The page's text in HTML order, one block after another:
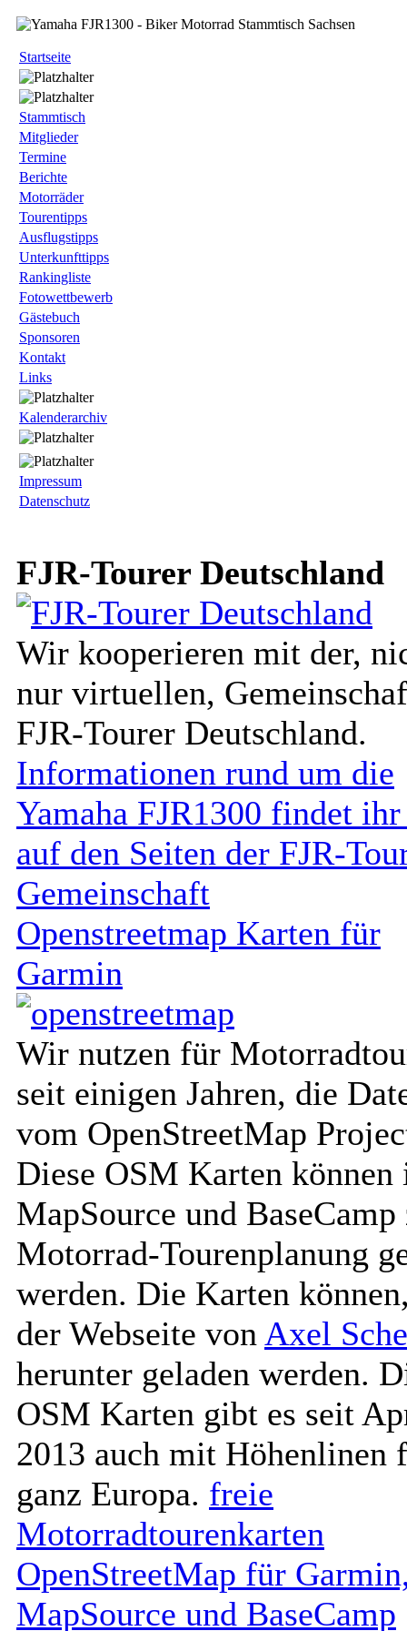
Startseite
Stammtisch
Mitglieder
Termine
Berichte
Motorräder
Tourentipps
Ausflugstipps
Unterkunfttipps
Rankingliste
Fotowettbewerb
Gästebuch
Sponsoren
Kontakt
Links
Kalenderarchiv
Impressum
Datenschutz
FJR-Tourer Deutschland
Wir kooperieren mit der,
nur virtuellen,
FJR-Tourer Deutschland.
Informationen rund um die
Yamaha FJR1300 findet
auf den Seiten der FJR-
Gemeinschaft
Openstreetmap Karten für
Garmin
Wir nutzen für
seit einigen Jahren, die
vom OpenStreetMap
Diese OSM Karten können
MapSource und BaseCamp
Motorrad-Tourenplanung
werden. Die Karten
der Webseite von Axel
herunter geladen werden.
OSM Karten gibt es seit
2013 auch mit Höhenlinen
ganz Europa. freie
Motorradtourenkarten
OpenStreetMap für
MapSource und BaseCamp